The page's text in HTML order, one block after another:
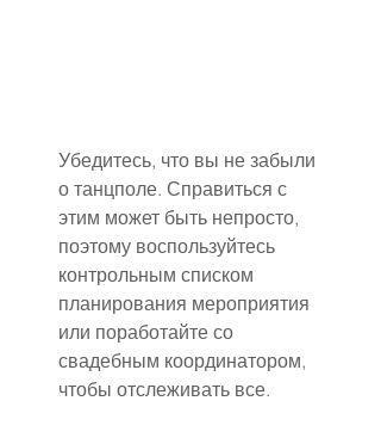
Убедитесь, что вы не забыли
о танцполе. Справиться с
этим может быть непросто,
поэтому воспользуйтесь
контрольным списком
планирования мероприятия
или поработайте со
свадебным координатором,
чтобы отслеживать все.